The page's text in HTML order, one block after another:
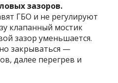
зазоров.
ГБО и не регулируют
клапанный мостик
зазор уменьшается.
закрываться —
далее перегрев и